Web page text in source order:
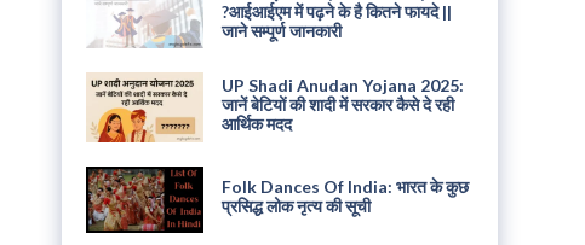
?आईआईएम में पढ़ने के है कितने फायदे ||
जाने सम्पूर्ण जानकारी
UP Shadi Anudan Yojana 2025:
जानें बेटियों की शादी में सरकार कैसे दे रही
आर्थिक मदद
Folk Dances Of India: भारत के कुछ
प्रसिद्ध लोक नृत्य की सूची